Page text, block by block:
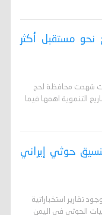
نحو مستقبل أكثر
شهدت محافظة لحج
التنموية اهمها فيما
حوثي إيراني
استخباراتية
الحوثي في اليمن